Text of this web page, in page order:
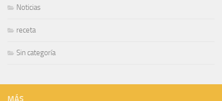
Noticias
receta
Sin categoría
MÁS